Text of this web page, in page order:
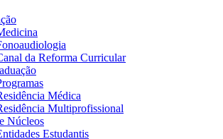
da Reforma Curricular
Médica
Multiprofissional
Núcleos
Estudantis